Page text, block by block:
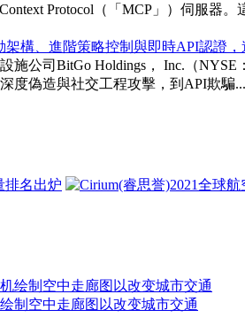
Protocol（「MCP」）伺服器。
構、進階策略控制與即時API認證
施公司BitGo Holdings， Inc.（
度偽造與社交工程攻擊，到API欺騙...
排名出炉
制空中走廊图以改变城市交通